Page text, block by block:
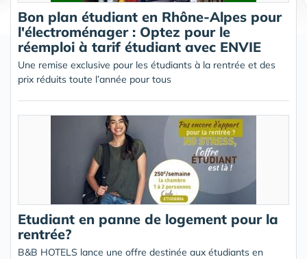
Bon plan étudiant en Rhône-Alpes pour
l'électroménager : Optez pour le
réemploi à tarif étudiant avec ENVIE
Une remise exclusive pour les étudiants à la rentrée et des
prix réduits toute l’année pour tous
Etudiant en panne de logement pour la
rentrée?
B&B HOTELS lance une offre destinée aux étudiants en